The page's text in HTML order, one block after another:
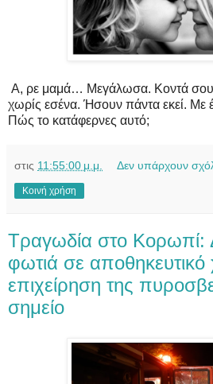
Α, ρε μαμά… Μεγάλωσα. Κοντά
χωρίς εσένα. Ήσουν πάντα εκεί. Με
Πώς το κατάφερνες αυτό;
στις 11:55:00 μ.μ. Δεν υπάρχουν
Κοινή χρήση
Tραγωδία στο Κορωπί:
φωτιά σε
επιχείρηση της
σημείο